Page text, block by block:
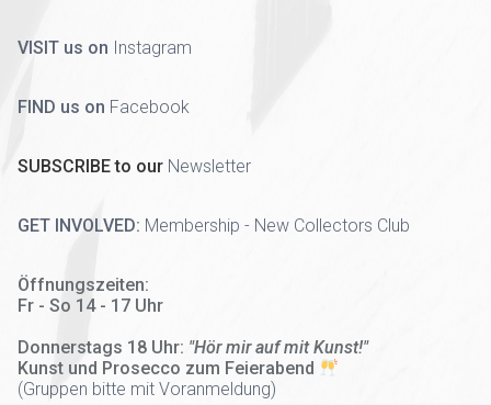
VISIT us on Instagram
FIND us on Facebook
SUBSCRIBE to our Newsletter
GET INVOLVED: Membership - New Collectors Club
Öffnungszeiten:
Fr - So 14 - 17 Uhr
Donnerstags 18 Uhr: "Hör mir auf mit Kunst!"
Kunst und Prosecco zum Feierabend
(Gruppen bitte mit Voranmeldung)